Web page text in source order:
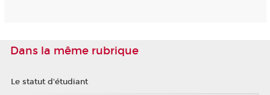
Dans la même rubrique
Le statut d'étudiant